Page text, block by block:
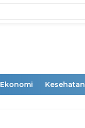
Ekonomi Kesehatan